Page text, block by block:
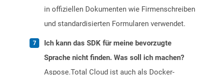
in offiziellen Dokumenten wie Firmenschreiben
und standardisierten Formularen verwendet.
Ich kann das SDK für meine bevorzugte
Sprache nicht finden. Was soll ich machen?
Aspose.Total Cloud ist auch als Docker-